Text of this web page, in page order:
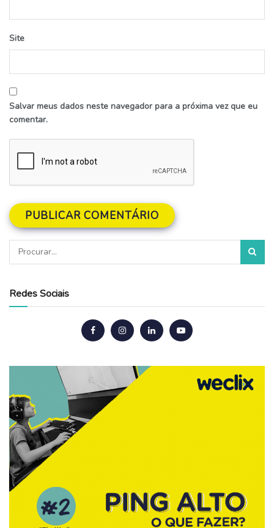
Site
Salvar meus dados neste navegador para a próxima vez que eu
comentar.
Redes Sociais